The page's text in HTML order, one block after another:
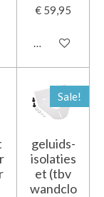
€ 59,95
In
Sale!
geluids-
isolaties
et (tbv
wandclo